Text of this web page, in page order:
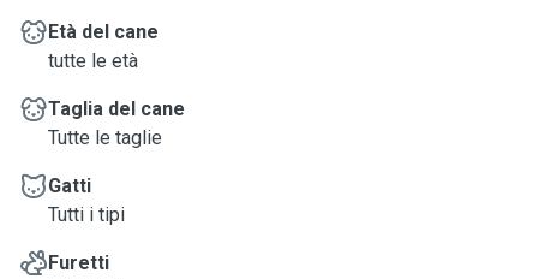
Età del cane
tutte le età
Taglia del cane
Tutte le taglie
Gatti
Tutti i tipi
Furetti